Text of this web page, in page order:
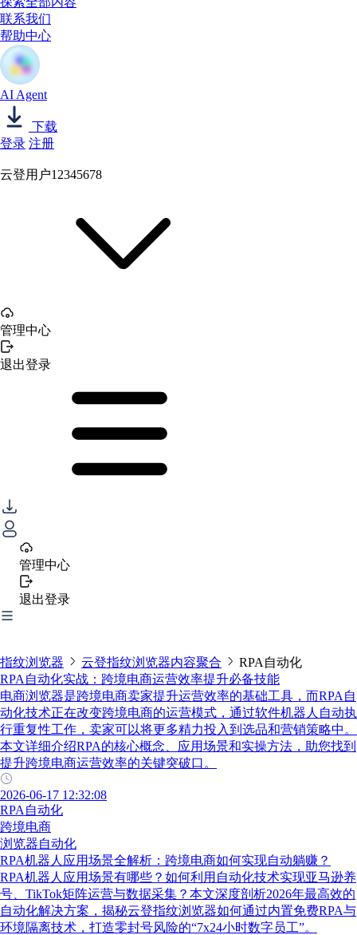
联系我们
帮助中心
AI Agent
下载
登录 注册
云登用户12345678
管理中心
退出登录
管理中心
退出登录
指纹浏览器 云登指纹浏览器内容聚合
RPA自动化
RPA自动化实战：跨境电商运营效率提升必备技能
电商浏览器是跨境电商卖家提升运营效率的基础工具，而RPA自
动化技术正在改变跨境电商的运营模式，通过软件机器人自动执
行重复性工作，卖家可以将更多精力投入到选品和营销策略中。
本文详细介绍RPA的核心概念、应用场景和实操方法，助您找到
提升跨境电商运营效率的关键突破口。
2026-06-17 12:32:08
RPA自动化
跨境电商
浏览器自动化
RPA机器人应用场景全解析：跨境电商如何实现自动躺赚？
RPA机器人应用场景有哪些？如何利用自动化技术实现亚马逊养
号、TikTok矩阵运营与数据采集？本文深度剖析2026年最高效的
自动化解决方案，揭秘云登指纹浏览器如何通过内置免费RPA与
环境隔离技术，打造零封号风险的“7x24小时数字员工”。